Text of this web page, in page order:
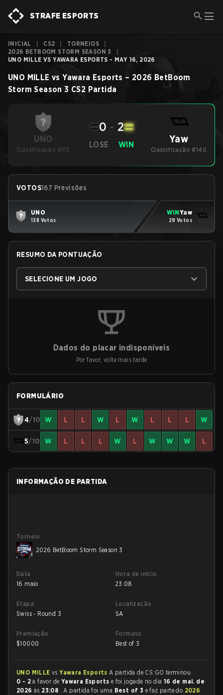
STRAFE ESPORTS
INICIAL CS2 TORNEIOS
2026 BETBOOM STORM SEASON 3
UNO MILLE VS YAWARA ESPORTS - MAY 16, 2026
UNO MILLE vs Yawara Esports – 2026 BetBoom
Storm Season 3 CS2 Partida
UNO
Classificação #115
LOSE
0 - 2
WIN Yaw
Classificação #140
VOTOS167 Previsões
UNO
138 Votos
WINYaw
29 Votos
RESUMO DA PONTUAÇÃO
SELECIONE UM JOGO
Dados do placar indisponíveis
Por favor, volte mais tarde
FORMULÁRIO
4/10 W L L W L W L L L W
5/10 W L L L W L W W W L
INFORMAÇÃO DE PARTIDA
Torneio
2026 BetBoom Storm Season 3
Data
16 maio
Hora de início
23:08
Etapa
Swiss - Round 3
Localização
SA
Premiação
$10000
Formato
Best of 3
UNO MILLE vsYawara EsportsA partida de CS:GO terminou
0 - 2 a favor de Yawara Esports e foi jogada no dia 16 de mai. de
2026 às 23:08 . A partida foi uma Best of 3 e faz parte do 2026